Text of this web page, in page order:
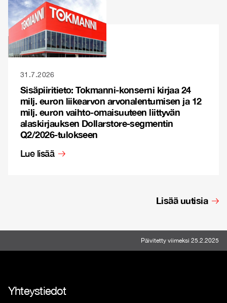
31.7.2026
Sisäpiiritieto: Tokmanni-konserni kirjaa 24
milj. euron liikearvon arvonalentumisen ja 12
milj. euron vaihto-omaisuuteen liittyvän
alaskirjauksen Dollarstore-segmentin
Q2/2026-tulokseen
Lue lisää
Lisää uutisia
Päivitetty viimeksi 25.2.2025
Yhteystiedot